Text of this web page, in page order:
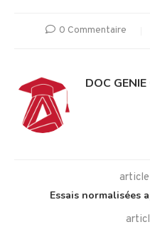
0 Commentaire
DOC
Essais normalisées